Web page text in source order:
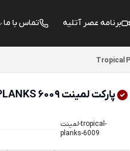
برنامه عصر آتلیه تماس با ما
پارکت لمینت TROPICAL PLANKS 6009
لمینت-tropical-
planks-6009